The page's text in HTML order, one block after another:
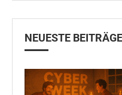
NEUESTE BEITRÄGE